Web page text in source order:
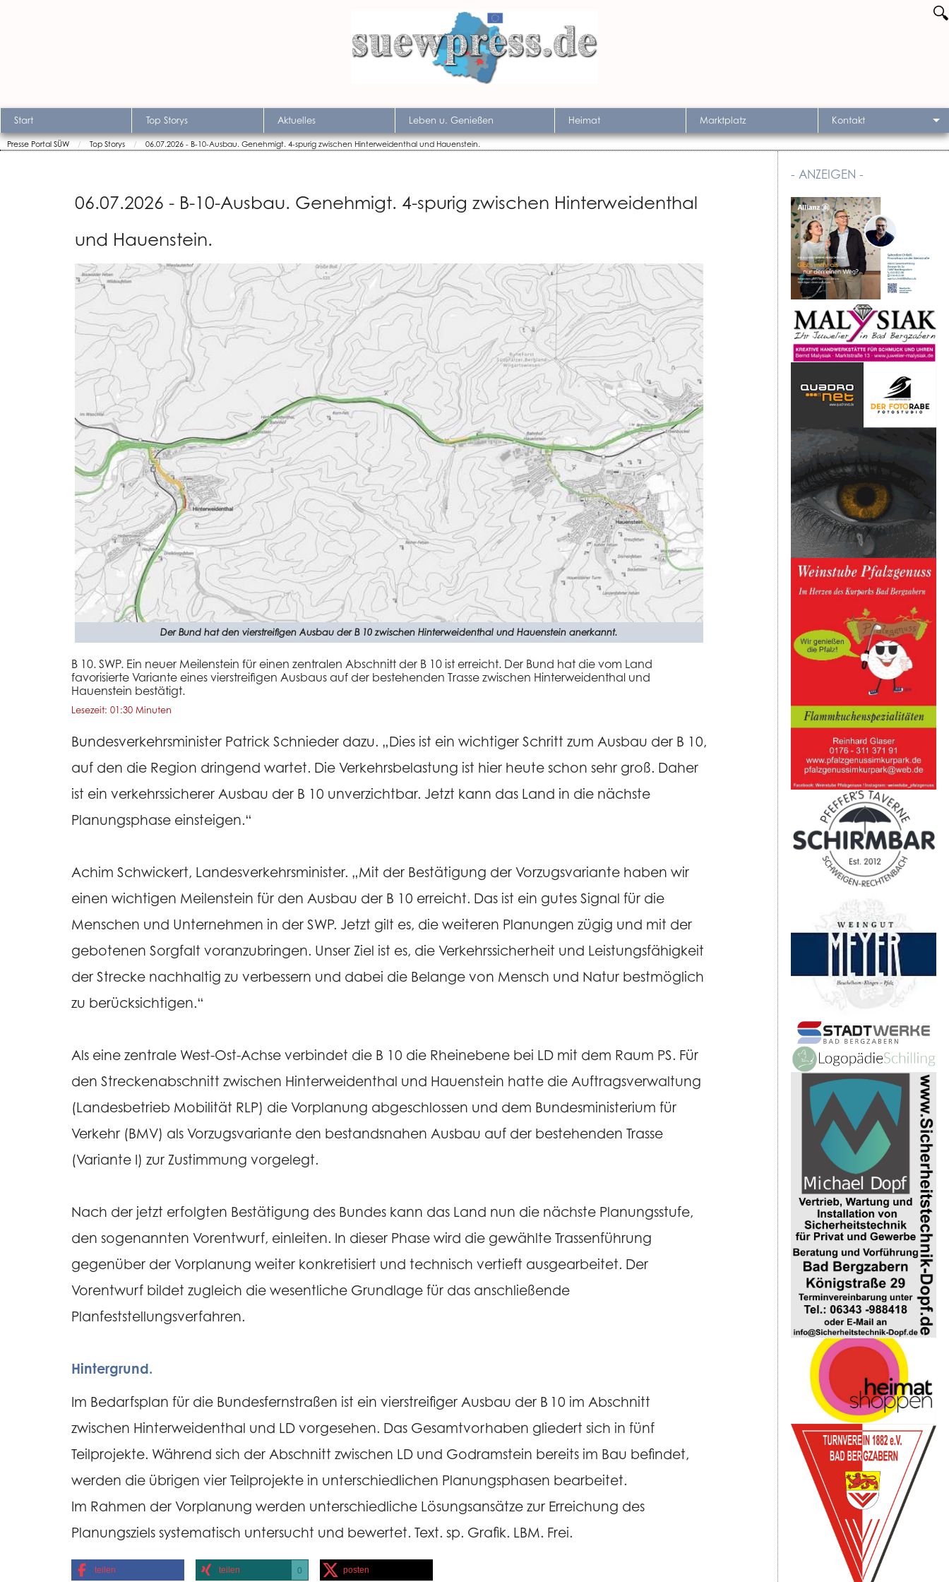
🔍
Start Top Storys Aktuelles Leben u. Genießen Heimat Marktplatz Kontakt
Presse Portal SÜW Top Storys 06.07.2026 - B-10-Ausbau. Genehmigt. 4-spurig zwischen Hinterweidenthal und Hauenstein.
06.07.2026 - B-10-Ausbau. Genehmigt. 4-spurig zwischen Hinterweidenthal
und Hauenstein.
Der Bund hat den vierstreifigen Ausbau der B 10 zwischen Hinterweidenthal und Hauenstein anerkannt.
B 10. SWP. Ein neuer Meilenstein für einen zentralen Abschnitt der B 10 ist erreicht. Der Bund hat die vom Land
favorisierte Variante eines vierstreifigen Ausbaus auf der bestehenden Trasse zwischen Hinterweidenthal und
Hauenstein bestätigt.
Lesezeit: 01:30 Minuten
Bundesverkehrsminister Patrick Schnieder dazu. „Dies ist ein wichtiger Schritt zum Ausbau der B 10,
auf den die Region dringend wartet. Die Verkehrsbelastung ist hier heute schon sehr groß. Daher
ist ein verkehrssicherer Ausbau der B 10 unverzichtbar. Jetzt kann das Land in die nächste
Planungsphase einsteigen.“
Achim Schwickert, Landesverkehrsminister. „Mit der Bestätigung der Vorzugsvariante haben wir
einen wichtigen Meilenstein für den Ausbau der B 10 erreicht. Das ist ein gutes Signal für die
Menschen und Unternehmen in der SWP. Jetzt gilt es, die weiteren Planungen zügig und mit der
gebotenen Sorgfalt voranzubringen. Unser Ziel ist es, die Verkehrssicherheit und Leistungsfähigkeit
der Strecke nachhaltig zu verbessern und dabei die Belange von Mensch und Natur bestmöglich
zu berücksichtigen.“
Als eine zentrale West-Ost-Achse verbindet die B 10 die Rheinebene bei LD mit dem Raum PS. Für
den Streckenabschnitt zwischen Hinterweidenthal und Hauenstein hatte die Auftragsverwaltung
(Landesbetrieb Mobilität RLP) die Vorplanung abgeschlossen und dem Bundesministerium für
Verkehr (BMV) als Vorzugsvariante den bestandsnahen Ausbau auf der bestehenden Trasse
(Variante I) zur Zustimmung vorgelegt.
Nach der jetzt erfolgten Bestätigung des Bundes kann das Land nun die nächste Planungsstufe,
den sogenannten Vorentwurf, einleiten. In dieser Phase wird die gewählte Trassenführung
gegenüber der Vorplanung weiter konkretisiert und technisch vertieft ausgearbeitet. Der
Vorentwurf bildet zugleich die wesentliche Grundlage für das anschließende
Planfeststellungsverfahren.
Hintergrund.
Im Bedarfsplan für die Bundesfernstraßen ist ein vierstreifiger Ausbau der B 10 im Abschnitt
zwischen Hinterweidenthal und LD vorgesehen. Das Gesamtvorhaben gliedert sich in fünf
Teilprojekte. Während sich der Abschnitt zwischen LD und Godramstein bereits im Bau befindet,
werden die übrigen vier Teilprojekte in unterschiedlichen Planungsphasen bearbeitet.
Im Rahmen der Vorplanung werden unterschiedliche Lösungsansätze zur Erreichung des
Planungsziels systematisch untersucht und bewertet. Text. sp. Grafik. LBM. Frei.
teilen teilen 0 posten
- ANZEIGEN -
Show larger version